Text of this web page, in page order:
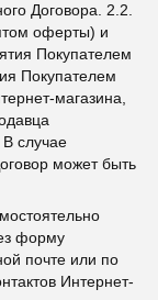
Договора. 2.2.
оферты) и
Покупателем
Покупателем
магазина,
В случае
может быть
форму
почте или по
Интернет-